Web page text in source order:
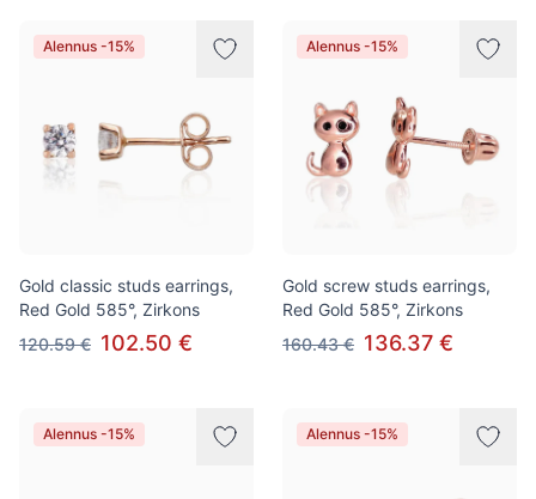
Alennus -15%
Gold classic studs earrings,
Red Gold 585°, Zirkons
120.59 € 102.50 €
Alennus -15%
Gold screw studs earrings,
Red Gold 585°, Zirkons
160.43 € 136.37 €
Alennus -15% Alennus -15%